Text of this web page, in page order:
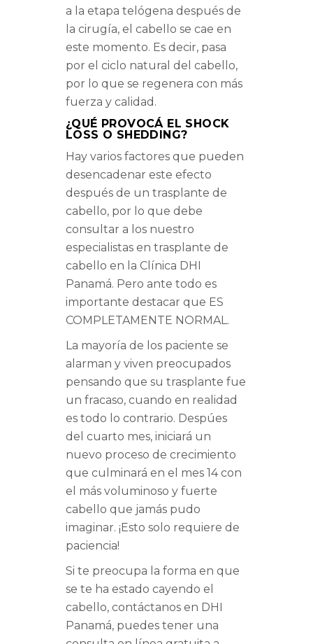
a la etapa telógena después de
la cirugía, el cabello se cae en
este momento. Es decir, pasa
por el ciclo natural del cabello,
por lo que se regenera con más
fuerza y ​​calidad.
¿QUÉ PROVOCÁ EL SHOCK
LOSS O SHEDDING?
Hay varios factores que pueden
desencadenar este efecto
después de un trasplante de
cabello, por lo que debe
consultar a los nuestro
especialistas en trasplante de
cabello en la Clínica DHI
Panamá. Pero ante todo es
importante destacar que ES
COMPLETAMENTE NORMAL.
La mayoría de los paciente se
alarman y viven preocupados
pensando que su trasplante fue
un fracaso, cuando en realidad
es todo lo contrario. Despúes
del cuarto mes, iniciará un
nuevo proceso de crecimiento
que culminará en el mes 14 con
el más voluminoso y fuerte
cabello que jamás pudo
imaginar. ¡Esto solo requiere de
paciencia!
Si te preocupa la forma en que
se te ha estado cayendo el
cabello, contáctanos en DHI
Panamá, puedes tener una